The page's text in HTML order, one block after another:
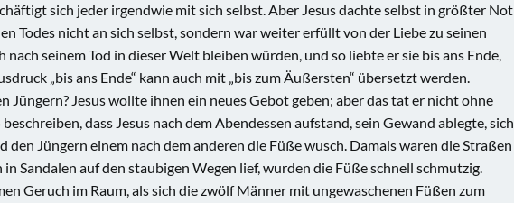
sich jeder irgendwie mit sich selbst. Aber Jesus dachte selbst in größter Not
Todes nicht an sich selbst, sondern war weiter erfüllt von der Liebe zu seinen
nach seinem Tod in dieser Welt bleiben würden, und so liebte er sie bis ans Ende,
„bis ans Ende“ kann auch mit „bis zum Äußersten“ übersetzt werden.
Jüngern? Jesus wollte ihnen ein neues Gebot geben; aber das tat er nicht ohne
dass Jesus nach dem Abendessen aufstand, sein Gewand ablegte, sich
den Jüngern einem nach dem anderen die Füße wusch. Damals waren die Straßen
Sandalen auf den staubigen Wegen lief, wurden die Füße schnell schmutzig.
Geruch im Raum, als sich die zwölf Männer mit ungewaschenen Füßen zum